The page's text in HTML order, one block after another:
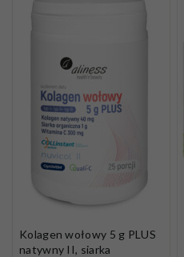
Kolagen wołowy 5 g PLUS
natywny II, siarka